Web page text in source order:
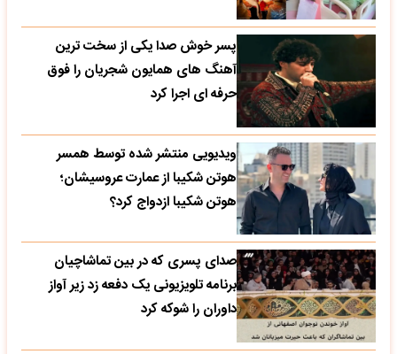
پسر خوش صدا یکی از سخت ترین
آهنگ های همایون شجریان را فوق
حرفه ای اجرا کرد
ویدیویی منتشر شده توسط همسر
هوتن شکیبا از عمارت عروسیشان؛
هوتن شکیبا ازدواج کرد؟
صدای پسری که در بین تماشاچیان
برنامه تلویزیونی یک دفعه زد زیر آواز
داوران را شوکه کرد